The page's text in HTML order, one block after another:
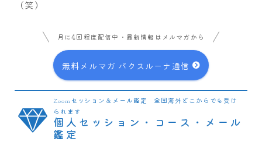
（笑）
月に4回程度配信中・最新情報はメルマガから
無料メルマガ パクスルーナ通信
Zoomセッション＆メール鑑定 全国海外どこからでも受け
られます
個人セッション・コース・メール
鑑定